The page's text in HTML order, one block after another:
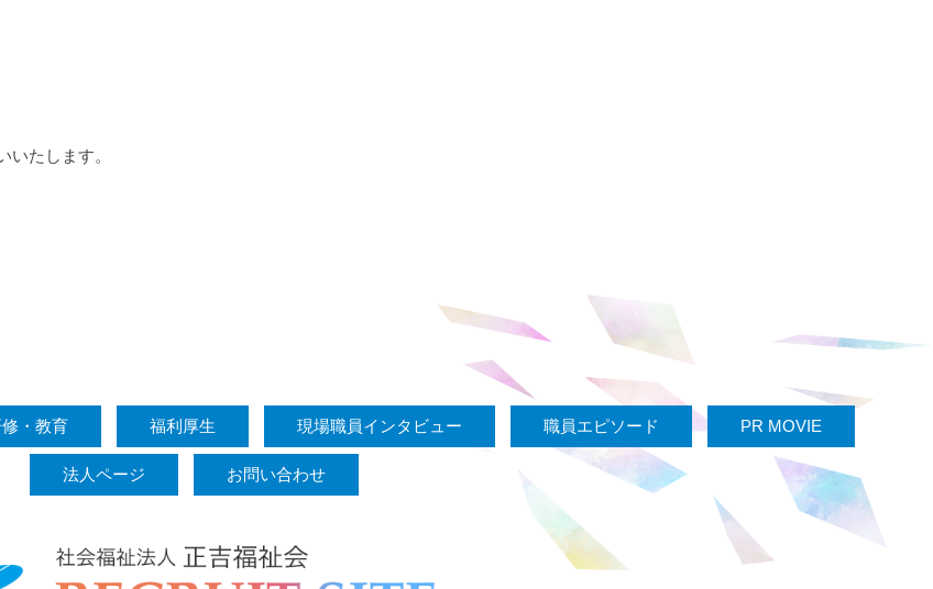
たします。
・教育 福利厚生 現場職員インタビュー 職員エピソード PR MOVIE
法人ページ お問い合わせ